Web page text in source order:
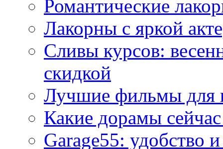
Романтические
Лакорны с яркой
Сливы курсов:
скидкой
Лучшие фильмы для
Какие дорамы
Garage55: удобство